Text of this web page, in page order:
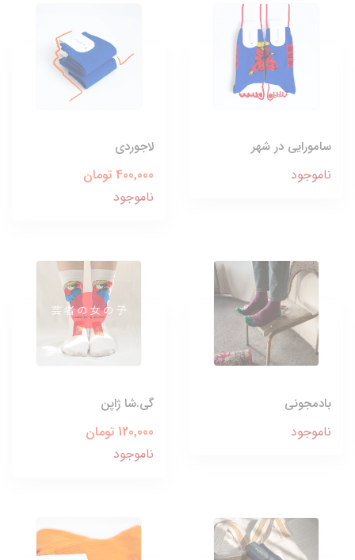
سامورایی در شهر
ناموجود
لاجوردی
400,000 تومان
ناموجود
بادمجونی
ناموجود
گی.شا ژاپن
120,000 تومان
ناموجود